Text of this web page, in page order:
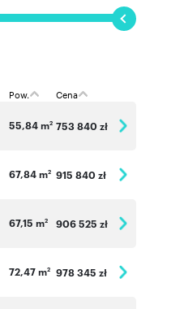
Pow. Cena
55,84 m2 753 840 zł
67,84 m2 915 840 zł
67,15 m2 906 525 zł
72,47 m2 978 345 zł